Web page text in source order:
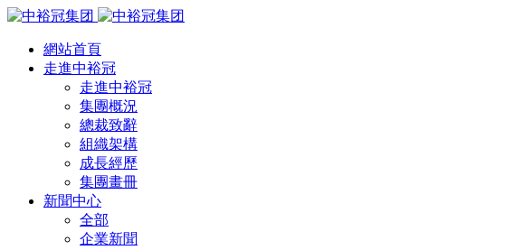
網站首頁
走進中裕冠
走進中裕冠
集團概況
總裁致辭
組織架構
成長經歷
集團畫冊
新聞中心
全部
企業新聞